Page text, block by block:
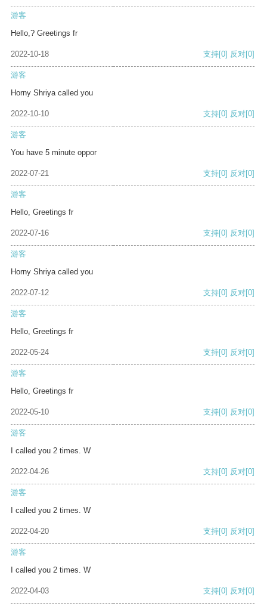
游客
Hello,? Greetings fr
2022-10-18 支持[0] 反对[0]
游客
Horny Shriya called you
2022-10-10 支持[0] 反对[0]
游客
You have 5 minute oppor
2022-07-21 支持[0] 反对[0]
游客
Hello, Greetings fr
2022-07-16 支持[0] 反对[0]
游客
Horny Shriya called you
2022-07-12 支持[0] 反对[0]
游客
Hello, Greetings fr
2022-05-24 支持[0] 反对[0]
游客
Hello, Greetings fr
2022-05-10 支持[0] 反对[0]
游客
I called you 2 times. W
2022-04-26 支持[0] 反对[0]
游客
I called you 2 times. W
2022-04-20 支持[0] 反对[0]
游客
I called you 2 times. W
2022-04-03 支持[0] 反对[0]